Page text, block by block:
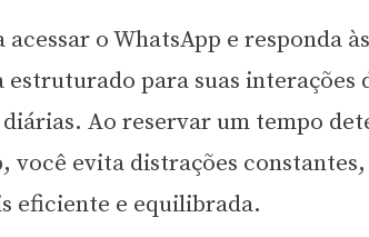
o WhatsApp e responda às
para suas interações
Ao reservar um tempo
você evita distrações constantes,
eficiente e equilibrada.